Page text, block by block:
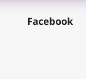
Facebook